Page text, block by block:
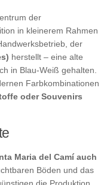
der
in kleinerem Rahmen
der
herstellt – eine alte
in Blau-Weiß gehalten.
Farbkombinationen
oder Souvenirs
Maria del Camí auch
Böden und das